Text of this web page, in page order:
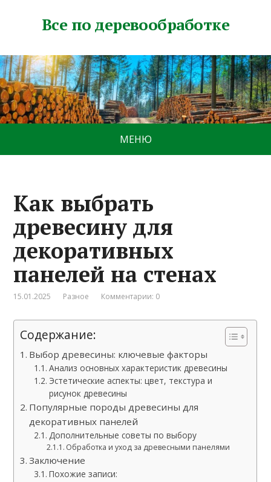
Все по деревообработке
МЕНЮ
Как выбрать
древесину для
декоративных
панелей на стенах
15.01.2025 Разное Комментарии: 0
Содержание:
Выбор древесины: ключевые факторы
Анализ основных характеристик древесины
Эстетические аспекты: цвет, текстура и
рисунок древесины
Популярные породы древесины для
декоративных панелей
Дополнительные советы по выбору
Обработка и уход за древесными панелями
Заключение
Похожие записи: